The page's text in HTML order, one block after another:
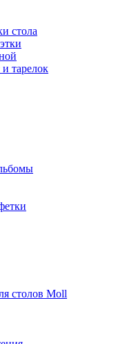
стола
тарелок
столов Moll